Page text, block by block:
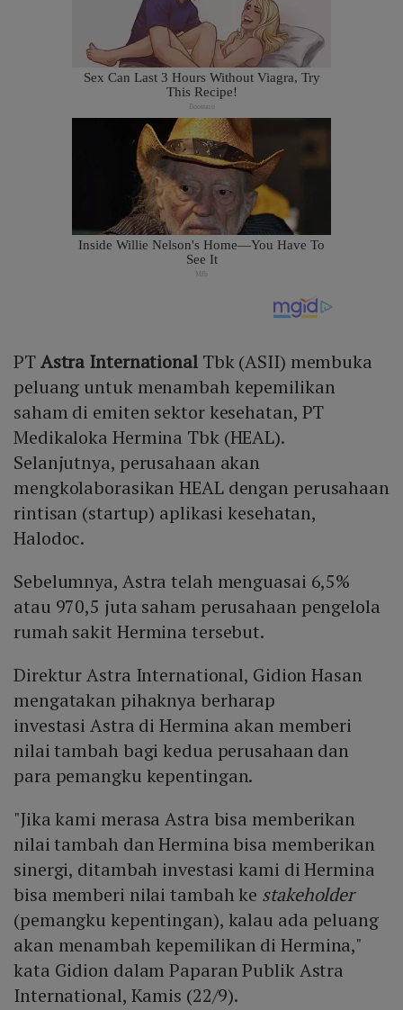
PTAstra International Tbk (ASII) membuka
peluang untuk menambah kepemilikan
saham di emiten sektor kesehatan, PT
Medikaloka Hermina Tbk (HEAL).
Selanjutnya, perusahaan akan
mengkolaborasikan HEAL dengan perusahaan
rintisan (startup) aplikasi kesehatan,
Halodoc.
Sebelumnya, Astra telah menguasai 6,5%
atau 970,5 juta saham perusahaan pengelola
rumah sakit Hermina tersebut.
Direktur Astra International, Gidion Hasan
mengatakan pihaknya berharap
investasi Astra di Hermina akan memberi
nilai tambah bagi kedua perusahaan dan
para pemangku kepentingan.
"Jika kami merasa Astra bisa memberikan
nilai tambah dan Hermina bisa memberikan
sinergi, ditambah investasi kami di Hermina
bisa memberi nilai tambah ke stakeholder
(pemangku kepentingan), kalau ada peluang
akan menambah kepemilikan di Hermina,"
kata Gidion dalam Paparan Publik Astra
International, Kamis (22/9).